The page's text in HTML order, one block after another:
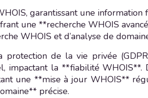
garantissant une information
une **recherche WHOIS
WHOIS et d’analyse de
de la vie privée
impactant la **fiabilité
une **mise à jour WHOIS**
précise.